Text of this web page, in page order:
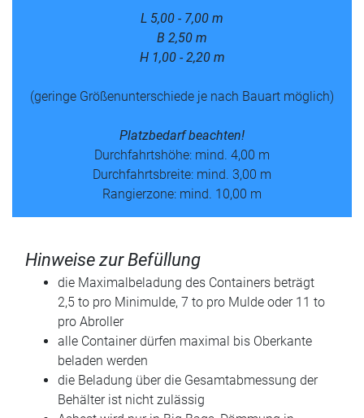
L 5,00 - 7,00 m
B 2,50 m
H 1,00 - 2,20 m
(geringe Größenunterschiede je nach Bauart möglich)
Platzbedarf beachten!
Durchfahrtshöhe: mind. 4,00 m
Durchfahrtsbreite: mind. 3,00 m
Rangierzone: mind. 10,00 m
Hinweise zur Befüllung
die Maximalbeladung des Containers beträgt
2,5 to pro Minimulde, 7 to pro Mulde oder 11 to
pro Abroller
alle Container dürfen maximal bis Oberkante
beladen werden
die Beladung über die Gesamtabmessung der
Behälter ist nicht zulässig